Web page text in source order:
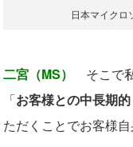
日本マイクロ
二宮（MS）
そこで
「お客様との中長期
ただくことでお客様